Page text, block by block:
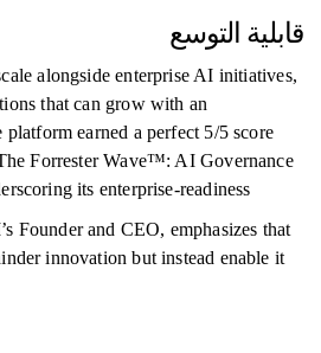
قابلية التوسع
alongside enterprise AI initiatives,
that can grow with an
platform earned a perfect 5/5 score
Forrester Wave™: AI Governance
its enterprise-readiness.
Founder and CEO, emphasizes that
innovation but instead enable it.